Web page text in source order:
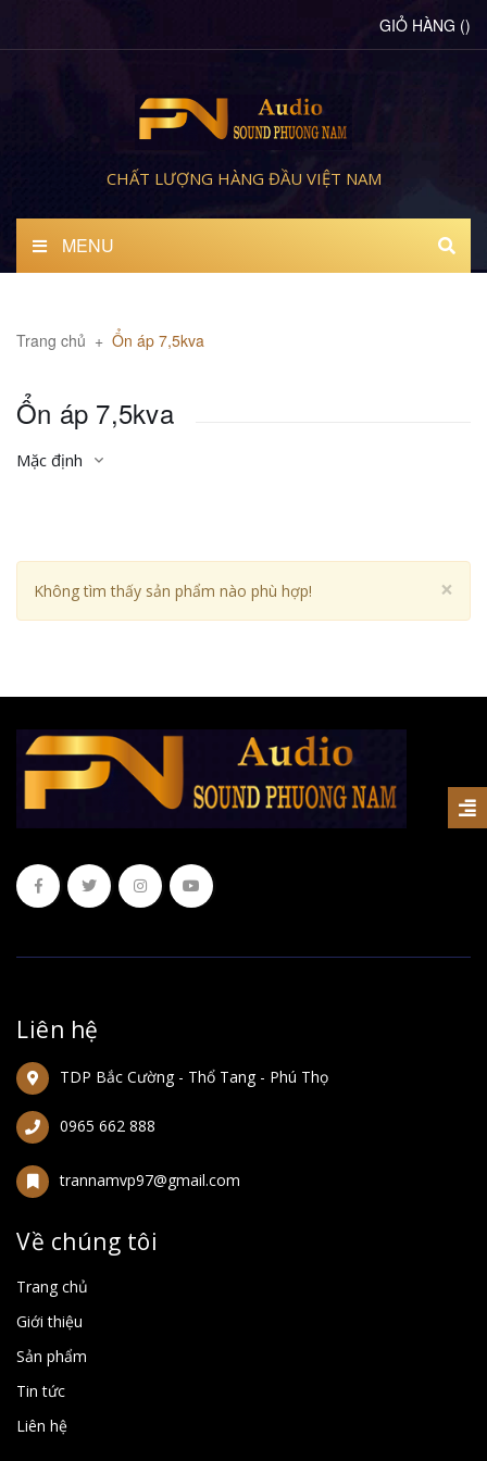
GIỎ HÀNG ()
CHẤT LƯỢNG HÀNG ĐẦU VIỆT NAM
MENU
Trang chủ + Ổn áp 7,5kva
Ổn áp 7,5kva
Mặc định
×
Không tìm thấy sản phẩm nào phù hợp!
Liên hệ
TDP Bắc Cường - Thổ Tang - Phú Thọ
0965 662 888
trannamvp97@gmail.com
Về chúng tôi
Trang chủ
Giới thiệu
Sản phẩm
Tin tức
Liên hệ